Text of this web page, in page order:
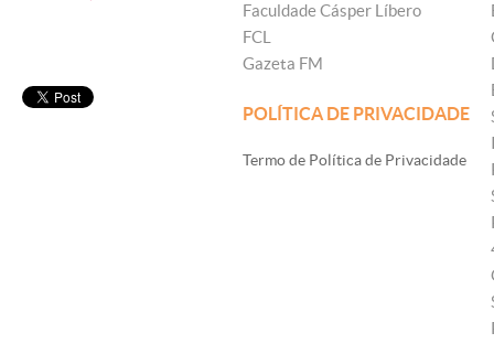
Faculdade Cásper Líbero
FCL
Gazeta FM
POLÍTICA DE PRIVACIDADE
Termo de Política de Privacidade